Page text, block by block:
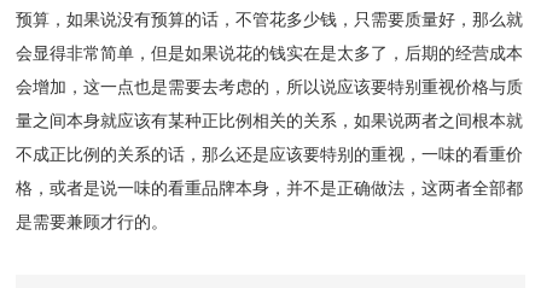
预算，如果说没有预算的话，不管花多少钱，只需要质量好，那么就
会显得非常简单，但是如果说花的钱实在是太多了，后期的经营成本
会增加，这一点也是需要去考虑的，所以说应该要特别重视价格与质
量之间本身就应该有某种正比例相关的关系，如果说两者之间根本就
不成正比例的关系的话，那么还是应该要特别的重视，一味的看重价
格，或者是说一味的看重品牌本身，并不是正确做法，这两者全部都
是需要兼顾才行的。